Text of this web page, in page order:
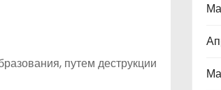
путем деструкции